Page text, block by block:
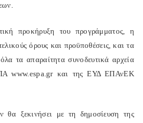
προκήρυξη του προγράμματος, η
όρους και προϋποθέσεις, και τα
τα απαραίτητα συνοδευτικά αρχεία
www.espa.gr και της ΕΥΔ ΕΠΑνΕΚ
θα ξεκινήσει με τη δημοσίευση της